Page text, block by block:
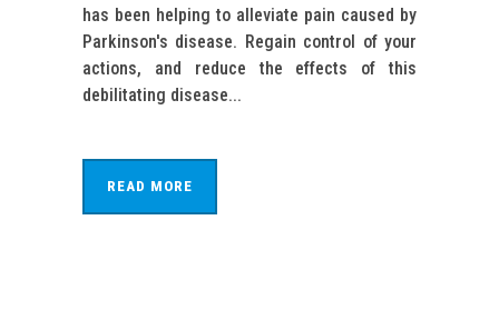
has been helping to alleviate pain caused by
Parkinson's disease. Regain control of your
actions, and reduce the effects of this
debilitating disease...
READ MORE